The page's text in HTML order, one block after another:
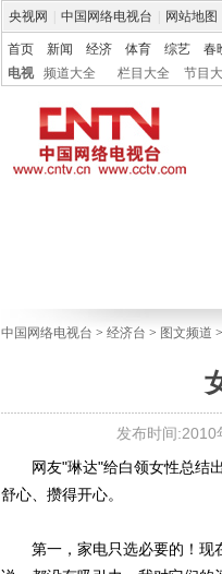
央视网 中国网络电视台 网站地图
首页 新闻 经济 体育 综艺 春
电视
频道大全 栏目大全 节目
中国网络电视台 > 经济台 > 图文频道 >
发布时间
网友"琳达"给白领女性总结出
舒心、攒得开心。
第一，家电只选必要的！现